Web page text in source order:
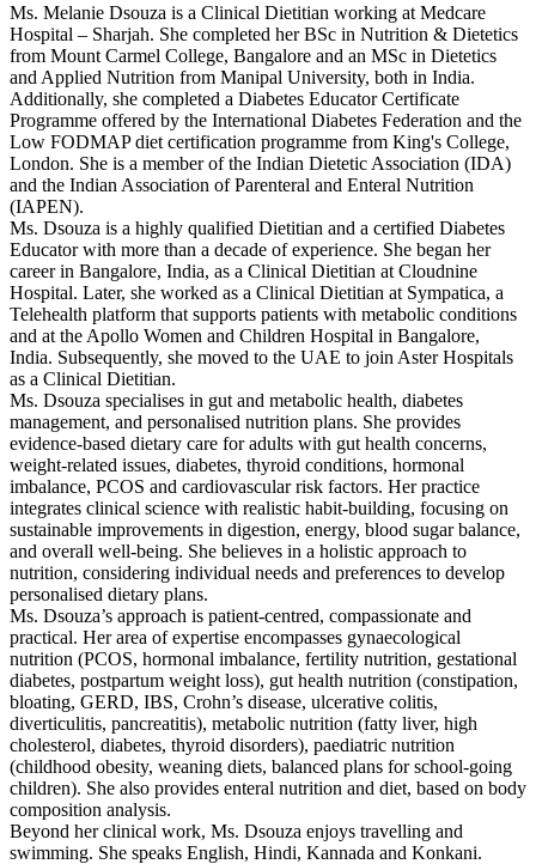
Ms. Melanie Dsouza is a Clinical Dietitian working at Medcare
Hospital – Sharjah. She completed her BSc in Nutrition & Dietetics
from Mount Carmel College, Bangalore and an MSc in Dietetics
and Applied Nutrition from Manipal University, both in India.
Additionally, she completed a Diabetes Educator Certificate
Programme offered by the International Diabetes Federation and the
Low FODMAP diet certification programme from King's College,
London. She is a member of the Indian Dietetic Association (IDA)
and the Indian Association of Parenteral and Enteral Nutrition
(IAPEN).
Ms. Dsouza is a highly qualified Dietitian and a certified Diabetes
Educator with more than a decade of experience. She began her
career in Bangalore, India, as a Clinical Dietitian at Cloudnine
Hospital. Later, she worked as a Clinical Dietitian at Sympatica, a
Telehealth platform that supports patients with metabolic conditions
and at the Apollo Women and Children Hospital in Bangalore,
India. Subsequently, she moved to the UAE to join Aster Hospitals
as a Clinical Dietitian.
Ms. Dsouza specialises in gut and metabolic health, diabetes
management, and personalised nutrition plans. She provides
evidence-based dietary care for adults with gut health concerns,
weight-related issues, diabetes, thyroid conditions, hormonal
imbalance, PCOS and cardiovascular risk factors. Her practice
integrates clinical science with realistic habit-building, focusing on
sustainable improvements in digestion, energy, blood sugar balance,
and overall well-being. She believes in a holistic approach to
nutrition, considering individual needs and preferences to develop
personalised dietary plans.
Ms. Dsouza’s approach is patient-centred, compassionate and
practical. Her area of expertise encompasses gynaecological
nutrition (PCOS, hormonal imbalance, fertility nutrition, gestational
diabetes, postpartum weight loss), gut health nutrition (constipation,
bloating, GERD, IBS, Crohn’s disease, ulcerative colitis,
diverticulitis, pancreatitis), metabolic nutrition (fatty liver, high
cholesterol, diabetes, thyroid disorders), paediatric nutrition
(childhood obesity, weaning diets, balanced plans for school-going
children). She also provides enteral nutrition and diet, based on body
composition analysis.
Beyond her clinical work, Ms. Dsouza enjoys travelling and
swimming. She speaks English, Hindi, Kannada and Konkani.